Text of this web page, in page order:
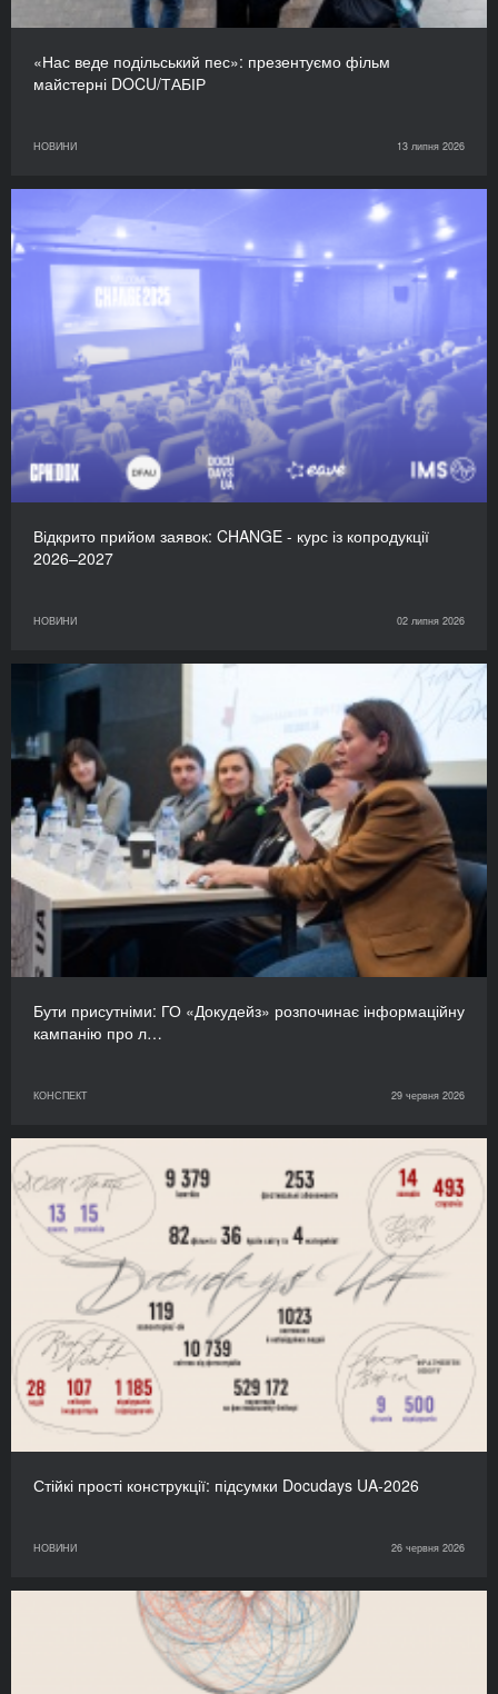
«Нас веде подільський пес»: презентуємо фільм
майстерні DOCU/ТАБІР
НОВИНИ 13 липня 2026
Відкрито прийом заявок: CHANGE - курс із копродукції
2026–2027
НОВИНИ 02 липня 2026
Бути присутніми: ГО «Докудейз» розпочинає інформаційну
кампанію про л…
КОНСПЕКТ 29 червня 2026
Стійкі прості конструкції: підсумки Docudays UA-2026
НОВИНИ 26 червня 2026